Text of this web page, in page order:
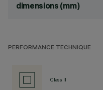
dimensions (mm)
PERFORMANCE TECHNIQUE
Class II